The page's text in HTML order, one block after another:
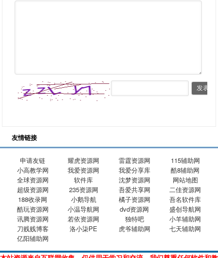
友情链接
申请友链 耀虎资源网 雷霆资源网
115辅助网
小高教学网
我爱资源网 我爱分享库
酷8辅助网
全球资源网
软件库 沈梦资源网
网站地图
超级资源网
235资源网 吾爱共享网
二佳资源网
188收录网
小鹅导航 橘子资源网
吾名软件库
酷玩资源网
小温导航网 dvd资源网
盛创导航网
讯腾资源网
若依资源网 独特吧
小羊辅助网
刀贱贱博客
洛小柒PE 虎爷辅助网
七天辅助网
亿阳辅助网